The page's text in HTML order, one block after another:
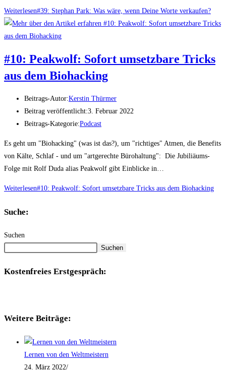
Weiterlesen#39: Stephan Park: Was wäre, wenn Deine Worte verkaufen?
#10: Peakwolf: Sofort umsetzbare Tricks
aus dem Biohacking
Beitrags-Autor:Kerstin Thürmer
Beitrag veröffentlicht:3. Februar 2022
Beitrags-Kategorie:Podcast
Es geht um "Biohacking" (was ist das?), um "richtiges" Atmen, die Benefits
von Kälte, Schlaf - und um "artgerechte Bürohaltung": Die Jubiliäums-
Folge mit Rolf Duda alias Peakwolf gibt Einblicke in…
Weiterlesen#10: Peakwolf: Sofort umsetzbare Tricks aus dem Biohacking
Suche:
Suchen
Suchen
Kostenfreies Erstgespräch:
Weitere Beiträge:
Lernen von den Weltmeistern
24. März 2022/